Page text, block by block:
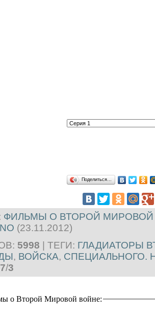
Поделиться…
ФИЛЬМЫ О ВТОРОЙ
(23.11.2012)
: 5998 ТЕГИ: ГЛАДИАТОРЫ
, ВОЙСКА, СПЕЦИАЛЬНОГО.
/3
о Второй Мировой войне: